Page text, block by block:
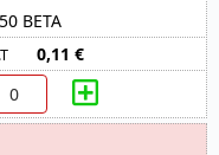
BETA
0,11 €